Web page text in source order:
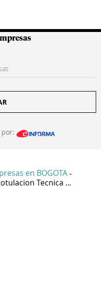
en BOGOTA -
Tecnica ...